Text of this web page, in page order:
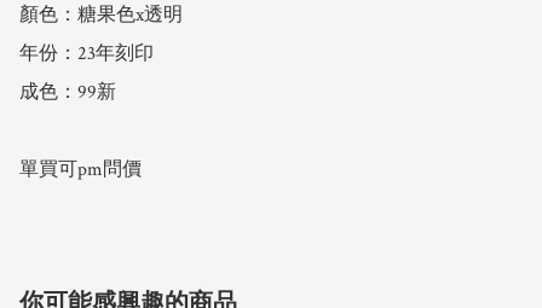
顏色：糖果色x透明
年份：23年刻印
成色：99新
單買可pm問價